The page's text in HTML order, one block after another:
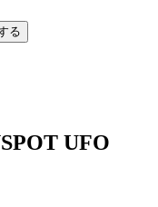
る
UFO